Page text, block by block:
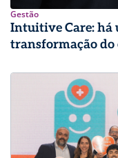
Gestão
Intuitive Care: há
transformação